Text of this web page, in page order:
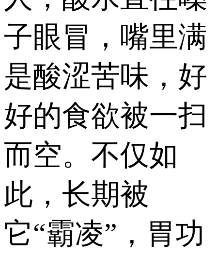
子眼冒，嘴里满
是酸涩苦味，好
好的食欲被一扫
而空。不仅如
此，长期被
它“霸凌”，胃功